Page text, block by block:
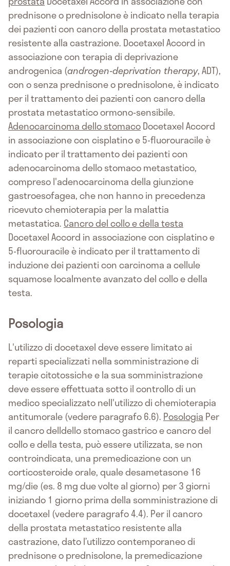
prednisone o prednisolone è indicato nella terapia
dei pazienti con cancro della prostata metastatico
resistente alla castrazione. Docetaxel Accord in
associazione con terapia di deprivazione
androgenica (androgen-deprivation therapy, ADT),
con o senza prednisone o prednisolone, è indicato
per il trattamento dei pazienti con cancro della
prostata metastatico ormono-sensibile.
Adenocarcinoma dello stomacoDocetaxel Accord
in associazione con cisplatino e 5-fluorouracile è
indicato per il trattamento dei pazienti con
adenocarcinoma dello stomaco metastatico,
compreso l'adenocarcinoma della giunzione
gastroesofagea, che non hanno in precedenza
ricevuto chemioterapia per la malattia
metastatica. Cancro del collo e della testa
Docetaxel Accord in associazione con cisplatino e
5-fluorouracile è indicato per il trattamento di
induzione dei pazienti con carcinoma a cellule
squamose localmente avanzato del collo e della
testa.
Posologia
L'utilizzo di docetaxel deve essere limitato ai
reparti specializzati nella somministrazione di
terapie citotossiche e la sua somministrazione
deve essere effettuata sotto il controllo di un
medico specializzato nell'utilizzo di chemioterapia
antitumorale (vedere paragrafo 6.6). Posologia Per
il cancro delldello stomaco gastrico e cancro del
collo e della testa, può essere utilizzata, se non
controindicata, una premedicazione con un
corticosteroide orale, quale desametasone 16
mg/die (es. 8 mg due volte al giorno) per 3 giorni
iniziando 1 giorno prima della somministrazione di
docetaxel (vedere paragrafo 4.4). Per il cancro
della prostata metastatico resistente alla
castrazione, dato l’utilizzo contemporaneo di
prednisone o prednisolone, la premedicazione